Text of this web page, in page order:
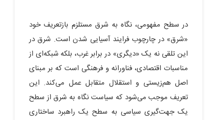
در سطح مفهومی، نگاه به شرق مستلزم بازتعریف خود
«شرق» در چارچوب فرایند آسیایی‌ شدن است. شرق در
این تلقی نه یک «دیگری» در برابر غرب، بلکه شبکه‌ای از
مناسبات اقتصادی، فناورانه و فرهنگی است که بر مبنای
اصل هم‌زیستی و استقلال متقابل عمل می‌کند. این
تعریف موجب می‌شود که سیاست نگاه به شرق از سطح
یک جهت‌گیری سیاسی به سطح یک راهبرد ساختاری